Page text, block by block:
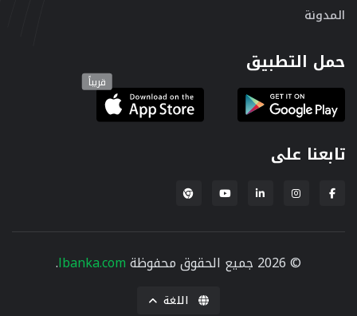
المدونة
حمل التطبيق
قريباً
تابعنا على
إضافة لبنكة لمتصفح Chrome
© 2026 جميع الحقوق محفوظة lbanka.com
.
اللغة